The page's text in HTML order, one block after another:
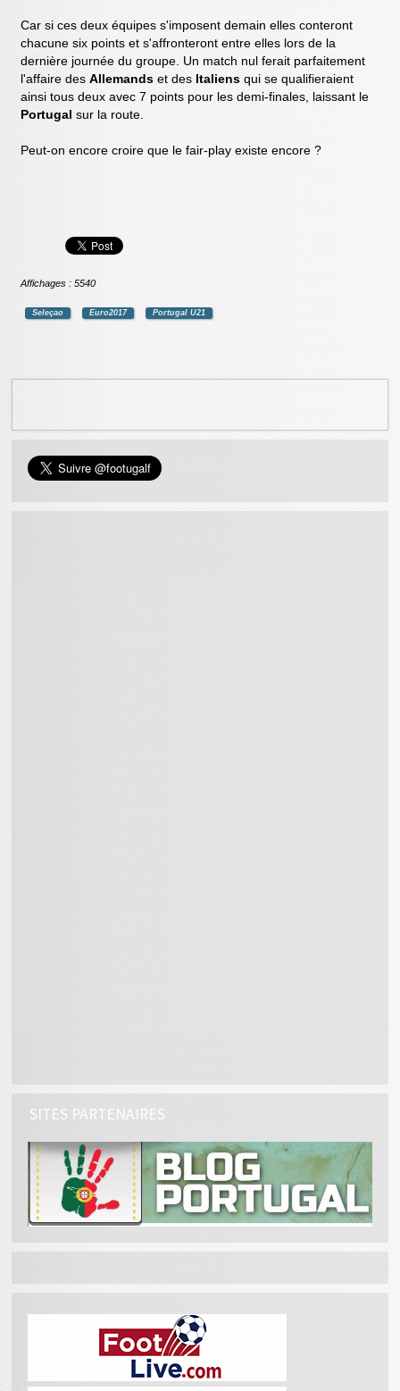
Car si ces deux équipes s'imposent demain elles conteront
chacune six points et s'affronteront entre elles lors de la
dernière journée du groupe. Un match nul ferait parfaitement
l'affaire desAllemands et des Italiensqui se qualifieraient
ainsi tous deux avec 7 points pour les demi-finales, laissant le
Portugalsur la route.
Peut-on encore croire que le fair-play existe encore ?
Affichages : 5540
Seleçao Euro2017 Portugal U21
SITES PARTENAIRES